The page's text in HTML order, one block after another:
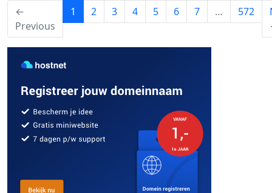
←
Previous
1 (current)
2 3 4 5 6 7 … 572